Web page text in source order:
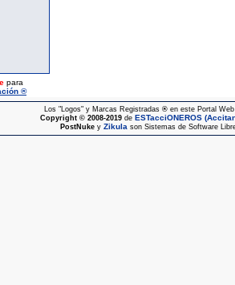
para
®
Los "Logos" y Marcas Registradas ®en este Portal Web
Copyright © 2008-2019de ESTacciONEROS
PostNukey Zikulason Sistemas de Software